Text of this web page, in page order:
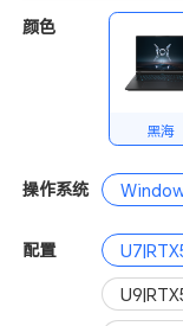
颜色
黑海
操作系统
配置